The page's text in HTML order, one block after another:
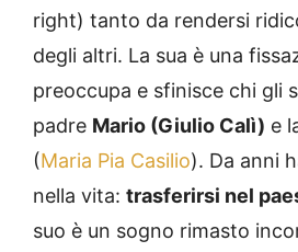
right) tanto da rendersi
degli altri. La sua è una
preoccupa e sfinisce chi gli
padre Mario (Giulio Calì) e
(Maria Pia Casilio). Da anni
nella vita: trasferirsi nel
suo è un sogno rimasto